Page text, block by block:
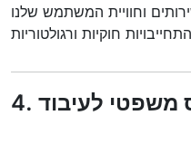
וחוויית המשתמש שלנו
חוקיות ורגולטוריות
משפטי לעיבוד